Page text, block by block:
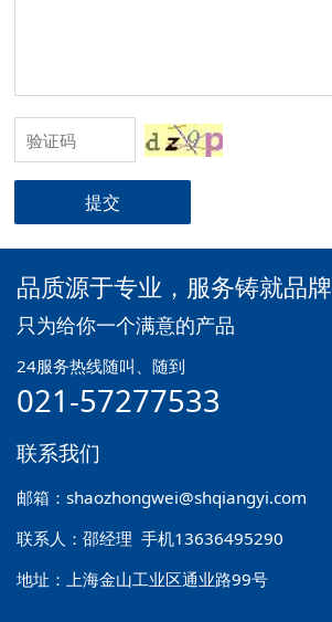
提交
品质源于专业，服务铸就品牌
只为给你一个满意的产品
24服务热线随叫、随到
021-57277533
联系我们
邮箱：shaozhongwei@shqiangyi.com
联系人：邵经理 手机13636495290
地址：上海金山工业区通业路99号